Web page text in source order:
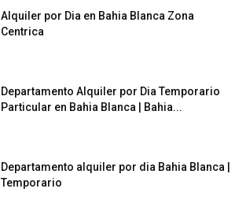
Alquiler por Dia en Bahia Blanca Zona
Centrica
Departamento Alquiler por Dia Temporario
Particular en Bahia Blanca | Bahia...
Departamento alquiler por dia Bahia Blanca |
Temporario